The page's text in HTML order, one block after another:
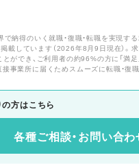
納得のいく就職・復職・転職を実現す
載しています（2026年8月9日現在）。
ができ、ご利用者の約96%の方に「満
事業所に届くためスムーズに転職・復職
方はこちら
各種ご相談・お問い合わ